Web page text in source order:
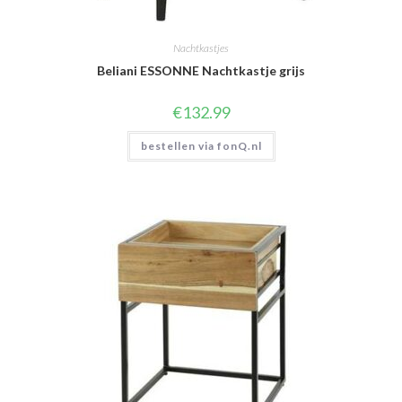
Nachtkastjes
Beliani ESSONNE Nachtkastje grijs
€132.99
bestellen via fonQ.nl